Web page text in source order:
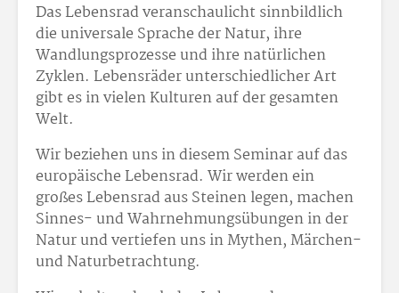
Das Lebensrad veranschaulicht sinnbildlich
die universale Sprache der Natur, ihre
Wandlungsprozesse und ihre natürlichen
Zyklen. Lebensräder unterschiedlicher Art
gibt es in vielen Kulturen auf der gesamten
Welt.
Wir beziehen uns in diesem Seminar auf das
europäische Lebensrad. Wir werden ein
großes Lebensrad aus Steinen legen, machen
Sinnes- und Wahrnehmungsübungen in der
Natur und vertiefen uns in Mythen, Märchen-
und Naturbetrachtung.